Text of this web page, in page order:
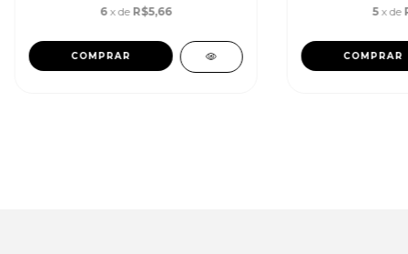
6 x de R$5,66 5 x de